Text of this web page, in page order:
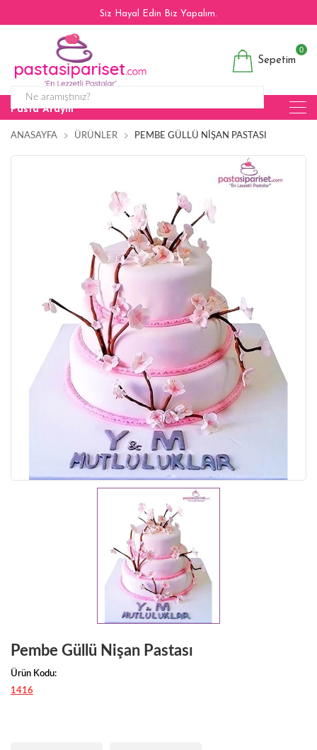
Siz Hayal Edin Biz Yapalım.
Sepetim
0
Pasta Arayın
ANASAYFA ÜRÜNLER PEMBE GÜLLÜ NIŞAN PASTASI
Pembe Güllü Nişan Pastası
Ürün Kodu:
1416